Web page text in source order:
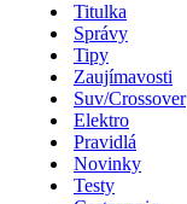
Titulka
Správy
Tipy
Zaujímavosti
Suv/Crossover
Elektro
Pravidlá
Novinky
Testy